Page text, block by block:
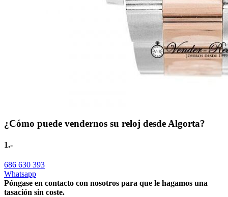
¿Cómo puede vendernos su reloj desde Algorta?
1.-
686 630 393
Whatsapp
Póngase en contacto con nosotros para que le hagamos una
tasación sin coste.